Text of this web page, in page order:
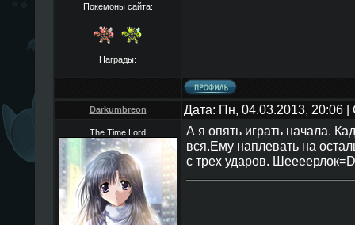
Покемоны сайта:
Награды:
Darkumbreon Дата: Пн, 04.03.2013, 20:06
The Time Lord
А я опять играть начала.
вся.Ему наплевать на
с трех ударов. Шеееерлок=D